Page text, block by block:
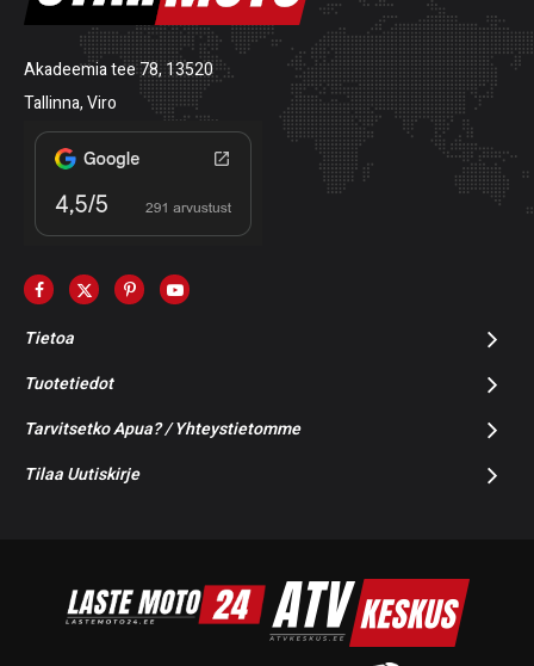
Akadeemia tee 78, 13520
Tallinna, Viro
Tietoa
Tuotetiedot
Tarvitsetko Apua? / Yhteystietomme
Tilaa Uutiskirje